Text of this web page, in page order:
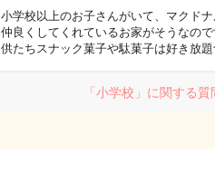
小学校以上のお子さんがいて、マクド
仲良くしてくれているお家がそうなの
供たちスナック菓子や駄菓子は好き放
「小学校」に関する